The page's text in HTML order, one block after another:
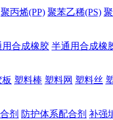
聚丙烯(PP) 聚苯乙稀(PS)
用合成橡胶 半通用合成橡
塑料棒 塑料网 塑料丝
剂 防护体系配合剂 补强